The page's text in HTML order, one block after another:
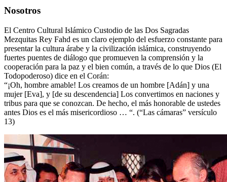
Nosotros
El Centro Cultural Islámico Custodio de las Dos Sagradas
Mezquitas Rey Fahd es un claro ejemplo del esfuerzo constante para
presentar la cultura árabe y la civilización islámica, construyendo
fuertes puentes de diálogo que promueven la comprensión y la
cooperación para la paz y el bien común, a través de lo que Dios (El
Todopoderoso) dice en el Corán:
“¡Oh, hombre amable! Los creamos de un hombre [Adán] y una
mujer [Eva], y [de su descendencia] Los convertimos en naciones y
tribus para que se conozcan. De hecho, el más honorable de ustedes
antes Dios es el más misericordioso … “. (“Las cámaras” versículo
13)